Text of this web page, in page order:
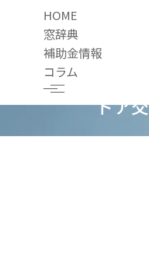
HOME
窓辞典
補助金情報
コラム
ドア